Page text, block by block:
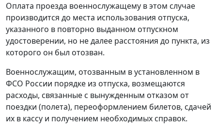
Оплата проезда военнослужащему в этом случае
производится до места использования отпуска,
указанного в повторно выданном отпускном
удостоверении, но не далее расстояния до пункта, из
которого он был отозван.
Военнослужащим, отозванным в установленном в
ФСО России порядке из отпуска, возмещаются
расходы, связанные с вынужденным отказом от
поездки (полета), переоформлением билетов, сдачей
их в кассу и получением необходимых справок.